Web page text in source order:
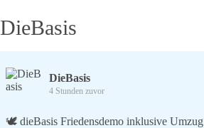
DieBasis
DieBasis
4 Stunden zuvor
🕊 dieBasis Friedensdemo inklusive Umzug